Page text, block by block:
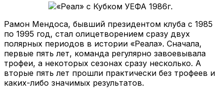
Рамон Мендоса, бывший президентом клуба с 1985
по 1995 год, стал олицетворением сразу двух
полярных периодов в истории «Реала». Сначала,
первые пять лет, команда регулярно завоевывала
трофеи, а некоторых сезонах сразу несколько. А
вторые пять лет прошли практически без трофеев и
каких-либо значимых результатов.